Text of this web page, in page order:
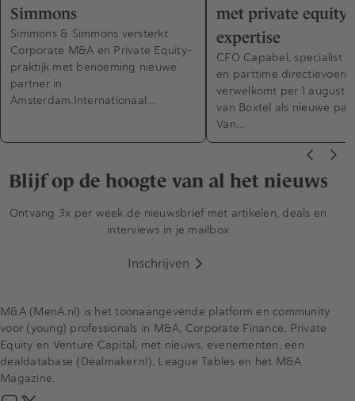
Simmons
Simmons & Simmons versterkt
Corporate M&A en Private Equity-
praktijk met benoeming nieuwe
partner in
Amsterdam.Internationaal…
met private equity-
expertise
CFO Capabel, specialist
en parttime
verwelkomt per 1
van Boxtel als nieuwe
Van…
Blijf op de hoogte van al het nieuws
Ontvang 3x per week de nieuwsbrief met artikelen, deals en
interviews in je mailbox
Inschrijven
M&A (MenA.nl) is het toonaangevende platform en community
voor (young) professionals in M&A, Corporate Finance, Private
Equity en Venture Capital, met nieuws, evenementen, een
dealdatabase (Dealmaker.nl), League Tables en het M&A
Magazine.